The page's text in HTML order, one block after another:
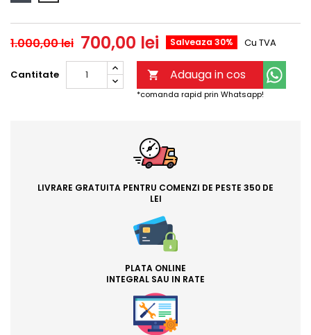
1.000,00 lei 700,00 lei Salveaza 30% Cu TVA
Cantitate  Adauga in cos
*comanda rapid prin Whatsapp!
LIVRARE GRATUITA PENTRU COMENZI DE PESTE 350 DE
LEI
PLATA ONLINE
INTEGRAL SAU IN RATE